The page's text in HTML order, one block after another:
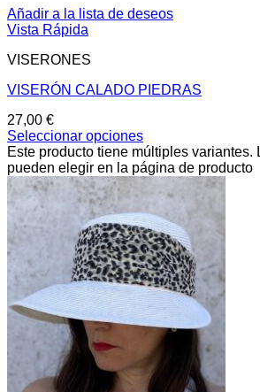
Añadir a la lista de deseos
Vista Rápida
VISERONES
VISERÓN CALADO PIEDRAS
27,00 €
Seleccionar opciones
Este producto tiene múltiples variantes.
pueden elegir en la página de producto